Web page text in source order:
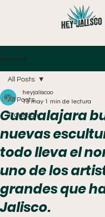
Entrada
All Posts
Tradición
All Posts
Guadalajara
nuevas
todo lleva el
uno de los
grandes que
Jalisco.
heyjaliscoo
13 may 1 min de lectura